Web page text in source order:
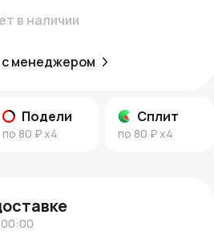
в наличии
с менеджером
Подели
по 80 ₽x4
Сплит
по 80 ₽x4